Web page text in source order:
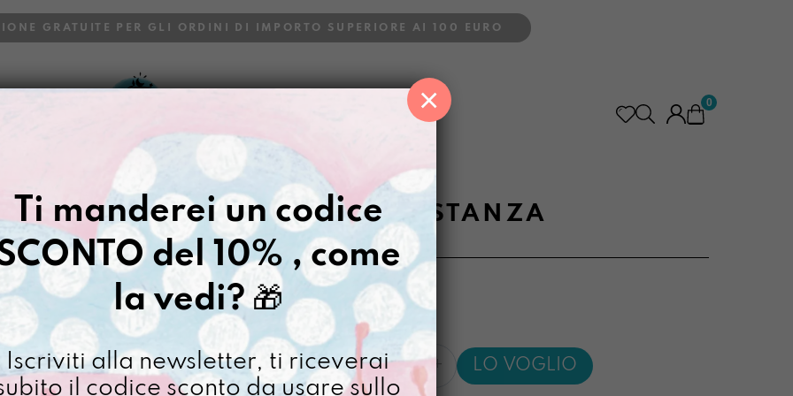
GRATUITE PER GLI ORDINI DI IMPORTO SUPERIORE AI 100 EURO
0
Gazpacho Bustony UnaStanza
BUSTONY UNASTANZA
€24,00
[ Beauty: 21,5 x15x1,5 cm ]
Bustony
UnaStanza
LO VOGLIO
Ti manderei un codice
del 10% , come
la vedi?🎁
Iscriviti alla newsletter, ti riceverai
il codice sconto da usare sullo
×